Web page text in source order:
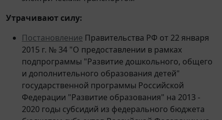
2015 г. № 34 "О предоставлении в рамках
подпрограммы "Развитие дошкольного, общего
и дополнительного образования детей"
государственной программы Российской
Федерации "Развитие образования" на 2013 -
2020 годы субсидий из федерального бюджета
бюджетам субъектов Российской Федерации на